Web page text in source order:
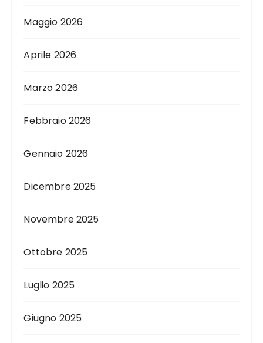
Maggio 2026
Aprile 2026
Marzo 2026
Febbraio 2026
Gennaio 2026
Dicembre 2025
Novembre 2025
Ottobre 2025
Luglio 2025
Giugno 2025